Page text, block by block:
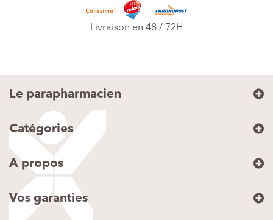
Livraison en 48 / 72H
Le parapharmacien
Catégories
A propos
Vos garanties